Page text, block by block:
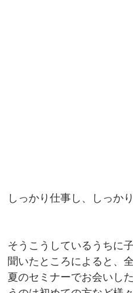
しっかり仕事し、しっか
そうこうしているうちに
聞いたところによると、
夏のセミナーでお会いし